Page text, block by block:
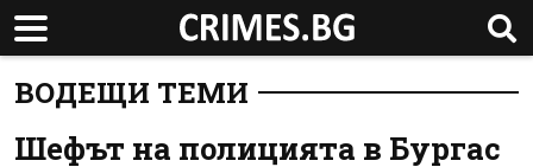
ВОДЕЩИ ТЕМИ
Шефът на полицията в Бургас